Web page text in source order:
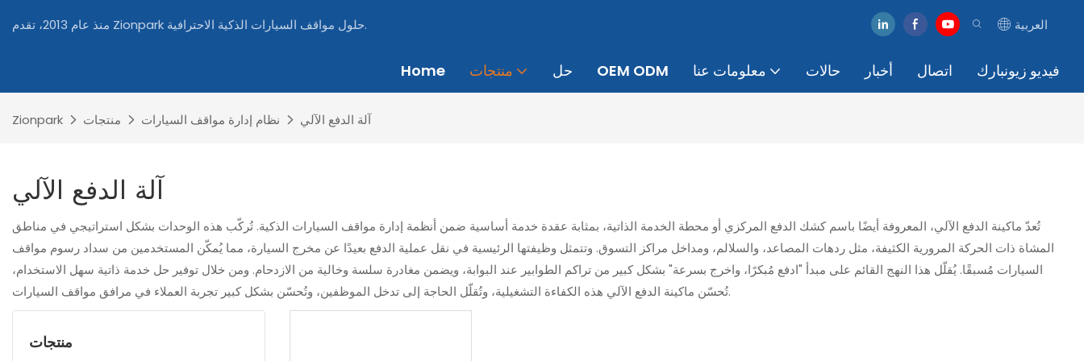
منذ عام 2013، تقدم Zionpark حلول مواقف السيارات الذكية الاحترافية. العربية
Home منتجات حل OEM ODM معلومات عنا حالات أخبار اتصال فيديو زيونبارك
Zionpark منتجات نظام إدارة مواقف السيارات آلة الدفع الآلي
آلة الدفع الآلي
تُعدّ ماكينة الدفع الآلي، المعروفة أيضًا باسم كشك الدفع المركزي أو محطة الخدمة الذاتية، بمثابة عقدة خدمة أساسية ضمن أنظمة إدارة مواقف السيارات الذكية. تُركّب هذه الوحدات بشكل استراتيجي في مناطق
المشاة ذات الحركة المرورية الكثيفة، مثل ردهات المصاعد، والسلالم، ومداخل مراكز التسوق. وتتمثل وظيفتها الرئيسية في نقل عملية الدفع بعيدًا عن مخرج السيارة، مما يُمكّن المستخدمين من سداد رسوم مواقف
السيارات مُسبقًا. يُقلّل هذا النهج القائم على مبدأ "ادفع مُبكرًا، واخرج بسرعة" بشكل كبير من تراكم الطوابير عند البوابة، ويضمن مغادرة سلسة وخالية من الازدحام. ومن خلال توفير حل خدمة ذاتية سهل الاستخدام،
تُحسّن ماكينة الدفع الآلي هذه الكفاءة التشغيلية، وتُقلّل الحاجة إلى تدخل الموظفين، وتُحسّن بشكل كبير تجربة العملاء في مرافق مواقف السيارات.
منتجات